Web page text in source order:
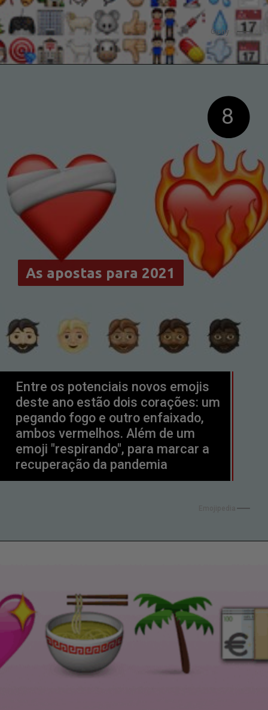
Giphy
Entre os potenciais novos emojis
deste ano estão dois corações: um
pegando fogo e outro enfaixado,
ambos vermelhos. Além de um
emoji "respirando", para marcar a
recuperação da pandemia
8
As apostas para 2021
As apostas para 2021